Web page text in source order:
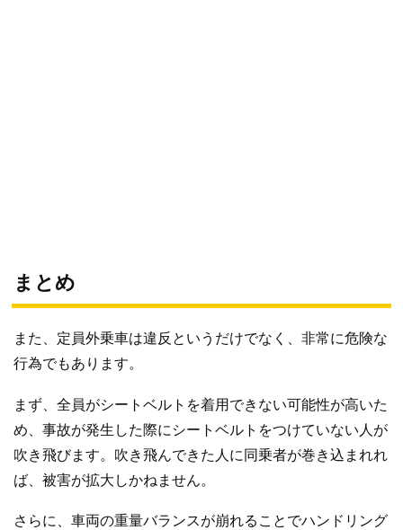
まとめ
また、定員外乗車は違反というだけでなく、非常に危険な
行為でもあります。
まず、全員がシートベルトを着用できない可能性が高いた
め、事故が発生した際にシートベルトをつけていない人が
吹き飛びます。吹き飛んできた人に同乗者が巻き込まれれ
ば、被害が拡大しかねません。
さらに、車両の重量バランスが崩れることでハンドリング